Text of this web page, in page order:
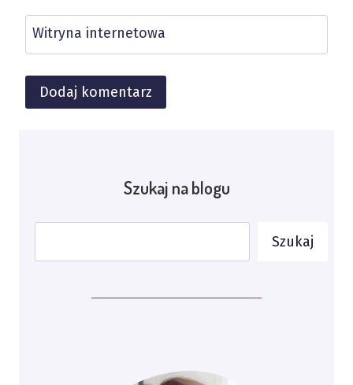
Witryna internetowa
Szukaj na blogu
Szukaj